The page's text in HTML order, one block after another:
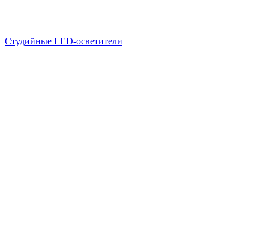
Студийные LED-осветители